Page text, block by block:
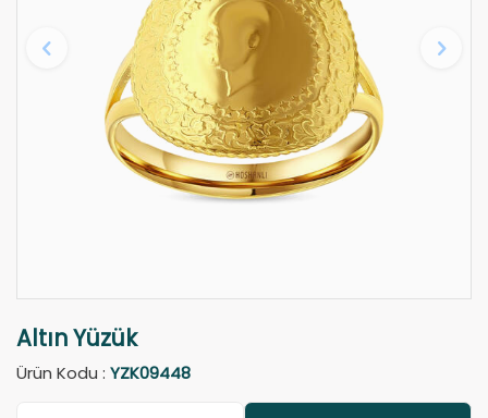
Altın Yüzük
Ürün Kodu : YZK09448